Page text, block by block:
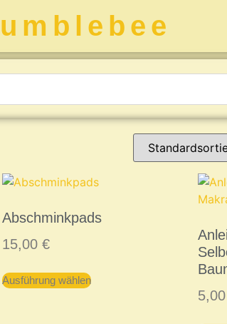
Abschminkpads
15,00 €
Ausführung wählen
5,00